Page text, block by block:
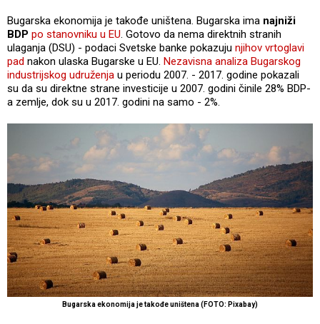
Bugarska ekonomija je takođe uništena. Bugarska ima najniži
BDP po stanovniku u EU. Gotovo da nema direktnih stranih
ulaganja (DSU) - podaci Svetske banke pokazuju njihov vrtoglavi
pad nakon ulaska Bugarske u EU. Nezavisna analiza Bugarskog
industrijskog udruženja u periodu 2007. - 2017. godine pokazali
su da su direktne strane investicije u 2007. godini činile 28% BDP-
a zemlje, dok su u 2017. godini na samo - 2%.
Bugarska ekonomija je takođe uništena (FOTO: Pixabay)